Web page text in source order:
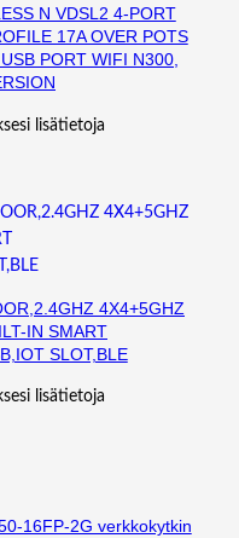
N VDSL2 4-PORT
17A OVER POTS
PORT WIFI N300,
lisätietoja
4X4+5GHZ
IN SMART
SLOT,BLE
lisätietoja
16FP-2G verkkokytkin